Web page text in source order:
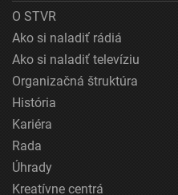
O STVR
Ako si naladiť rádiá
Ako si naladiť televíziu
Organizačná štruktúra
História
Kariéra
Rada
Úhrady
Kreatívne centrá